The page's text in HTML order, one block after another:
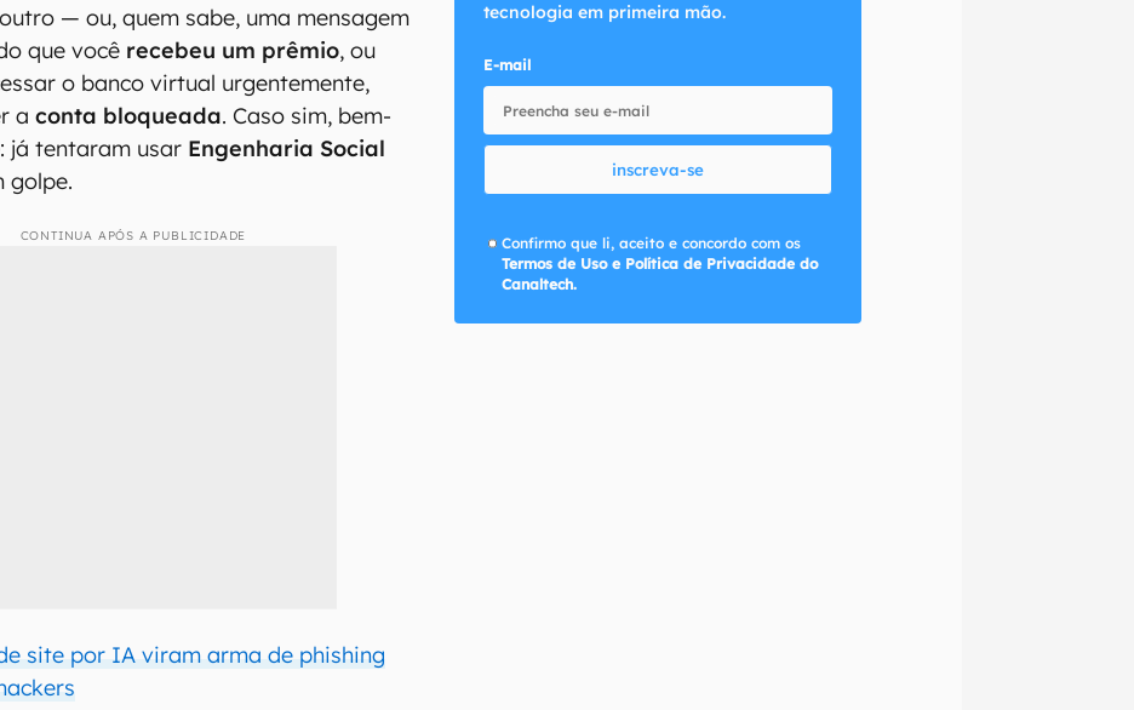
— ou, quem sabe, uma mensagem
que você recebeu um prêmio, ou
o banco virtual urgentemente,
aconta bloqueada. Caso sim, bem-
já tentaram usar Engenharia Social
golpe.
CONTINUA APÓS A PUBLICIDADE
site por IA viram arma de phishing
tecnologia em primeira mão.
E-mail
inscreva-se
Confirmo que li, aceito e concordo com os
Termos de Uso e Política de Privacidade do
Canaltech.